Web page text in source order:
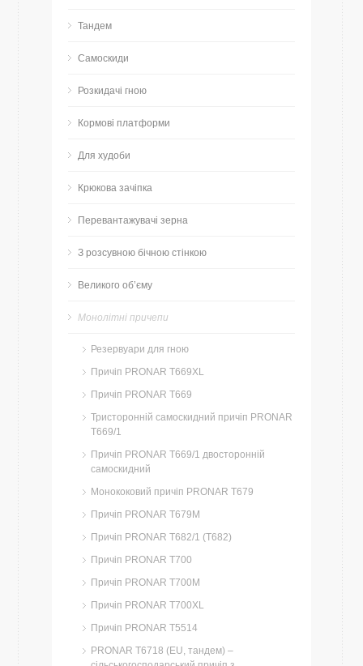
Тандем
Самоскиди
Розкидачі гною
Кормові платформи
Для худоби
Крюкова зачіпка
Перевантажувачі зерна
З розсувною бічною стінкою
Великого об’єму
Монолітні причепи
Резервуари для гною
Причіп PRONAR T669XL
Причіп PRONAR T669
Тристоронній самоскидний причіп PRONAR
T669/1
Причіп PRONAR T669/1 двосторонній
самоскидний
Монококовий причіп PRONAR T679
Причіп PRONAR T679M
Причіп PRONAR T682/1 (T682)
Причіп PRONAR T700
Причіп PRONAR T700M
Причіп PRONAR T700XL
Причіп PRONAR T5514
PRONAR T6718 (EU, тандем) –